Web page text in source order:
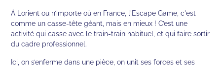
À Lorient ou n’importe où en France, l'Escape Game, c'est
comme un casse-tête géant, mais en mieux ! C’est une
activité qui casse avec le train-train habituel, et qui faire sortir
du cadre professionnel.
Ici, on s’enferme dans une pièce, on unit ses forces et ses